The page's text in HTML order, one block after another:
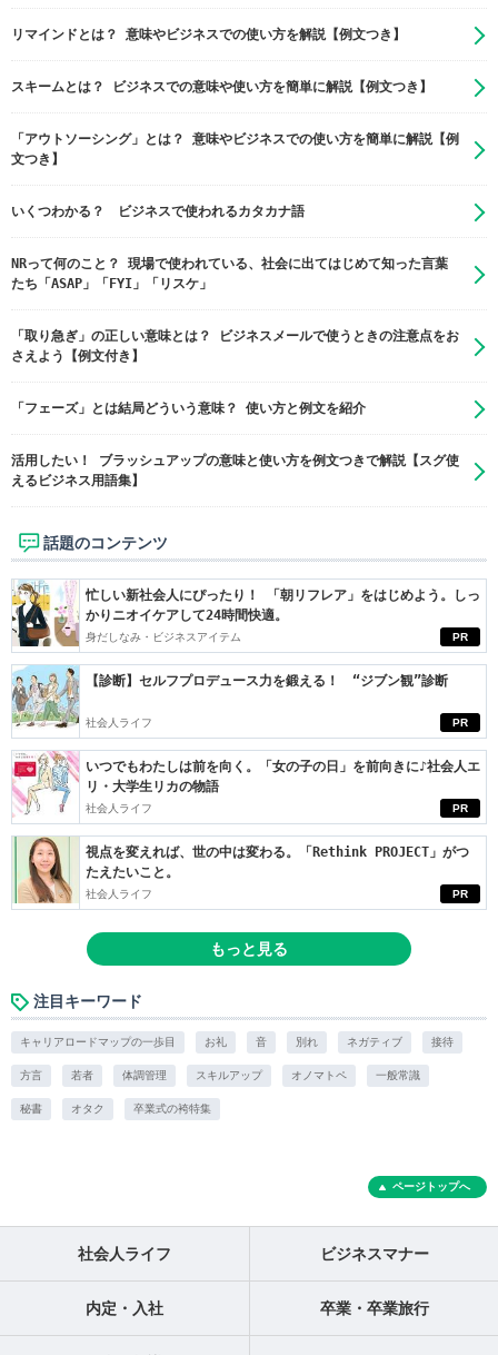
リマインドとは？ 意味やビジネスでの使い方を解説【例文つき】
スキームとは？ ビジネスでの意味や使い方を簡単に解説【例文つき】
「アウトソーシング」とは？ 意味やビジネスでの使い方を簡単に解説【例
文つき】
いくつわかる？ ビジネスで使われるカタカナ語
NRって何のこと？ 現場で使われている、社会に出てはじめて知った言葉
たち「ASAP」「FYI」「リスケ」
「取り急ぎ」の正しい意味とは？ ビジネスメールで使うときの注意点をお
さえよう【例文付き】
「フェーズ」とは結局どういう意味？ 使い方と例文を紹介
活用したい！ ブラッシュアップの意味と使い方を例文つきで解説【スグ使
えるビジネス用語集】
話題のコンテンツ
PR
忙しい新社会人にぴったり！ 「朝リフレア」をはじめよう。しっ
かりニオイケアして24時間快適。
身だしなみ・ビジネスアイテム
PR
【診断】セルフプロデュース力を鍛える！ “ジブン観”診断
社会人ライフ
PR
いつでもわたしは前を向く。「女の子の日」を前向きに♪社会人エ
リ・大学生リカの物語
社会人ライフ
PR
視点を変えれば、世の中は変わる。「Rethink PROJECT」がつ
たえたいこと。
社会人ライフ
もっと見る
注目キーワード
キャリアロードマップの一歩目 お礼 音 別れ ネガティブ 接待
方言 若者 体調管理 スキルアップ オノマトペ 一般常識
秘書 オタク 卒業式の袴特集
ページトップへ
社会人ライフ ビジネスマナー
内定・入社 卒業・卒業旅行